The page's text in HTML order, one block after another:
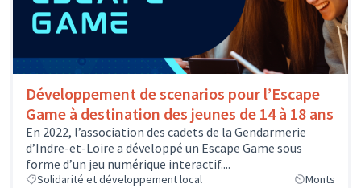
Développement de scenarios pour l’Escape
Game à destination des jeunes de 14 à 18 ans
En 2022, l’association des cadets de la Gendarmerie
d’Indre-et-Loire a développé un Escape Game sous
forme d’un jeu numérique interactif....
Solidarité et développement local Monts